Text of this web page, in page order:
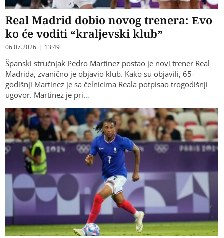
Real Madrid dobio novog trenera: Evo
ko će voditi “kraljevski klub”
06.07.2026. | 13:49
Španski stručnjak Pedro Martinez postao je novi trener Real
Madrida, zvanično je objavio klub. Kako su objavili, 65-
godišnji Martinez je sa čelnicima Reala potpisao trogodišnji
ugovor. Martinez je pri…